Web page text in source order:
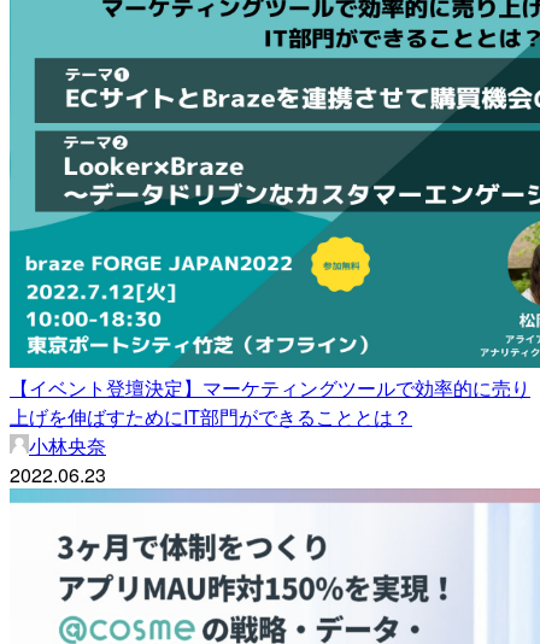
【イベント登壇決定】マーケティングツールで効率的に売り
上げを伸ばすためにIT部門ができることとは？
小林央奈
2022.06.23